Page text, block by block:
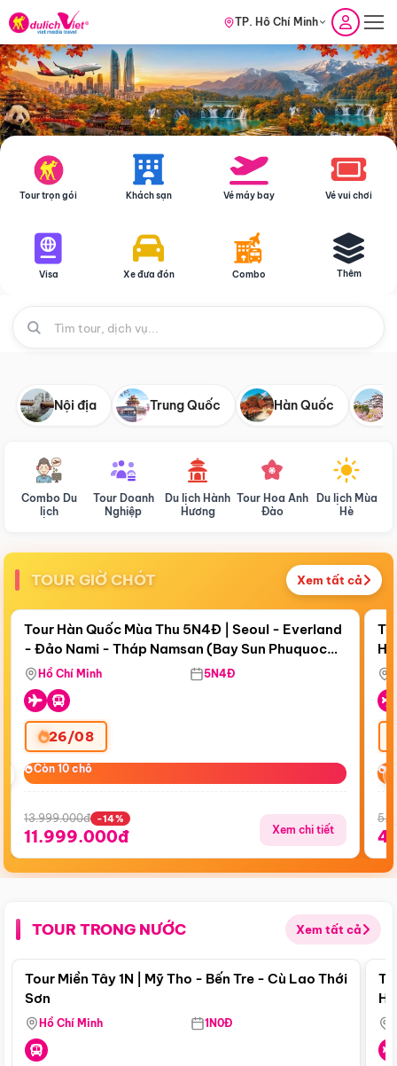
TP. Hồ Chí Minh
Tour trọn gói Khách sạn Vé máy bay Vé vui chơi
Visa Xe đưa đón Combo Thêm
Nội địa Trung Quốc Hàn Quốc
Combo Du
lịch
Tour Doanh
Nghiệp
Du lịch Hành
Hương
Tour Hoa Anh
Đào
Du lịch Mùa
Hè
TOUR GIỜ CHÓT Xem tất cả
Còn18 ngày 09:26:09
Bay Sun Phuquoc Airways
Điểm nổi bật
Tour Hàn Quốc Mùa Thu 5N4Đ | Seoul - Everland
- Đảo Nami - Tháp Namsan (Bay Sun Phuquoc
Airways)
Hồ Chí Minh 5N4Đ
26/08
Còn 10 chỗ
Còn 10 chỗ
13.999.000đ -14%
11.999.000đ Xem chi tiết
TOUR TRONG NƯỚC Xem tất cả
Điểm nổi bật
Tour Miền Tây 1N | Mỹ Tho - Bến Tre - Cù Lao Thới
Sơn
Hồ Chí Minh 1N0Đ